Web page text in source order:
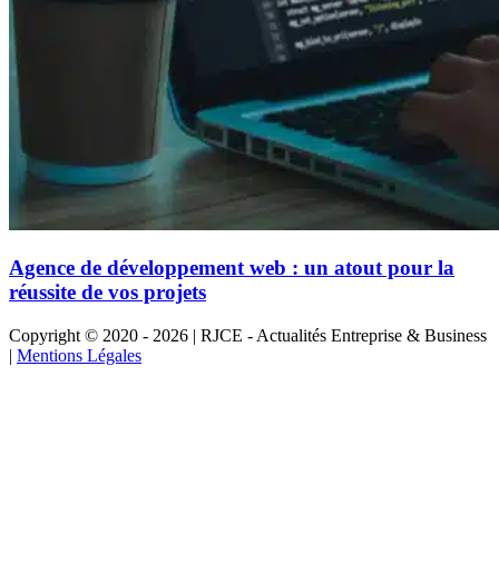
Agence de développement web : un atout pour la
réussite de vos projets
Copyright © 2020 - 2026 | RJCE - Actualités Entreprise & Business
| Mentions Légales